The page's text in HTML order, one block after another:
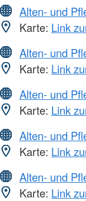
Alten- und
Karte: Link
Alten- und
Karte: Link
Alten- und
Karte: Link
Alten- und
Karte: Link
Alten- und
Karte: Link